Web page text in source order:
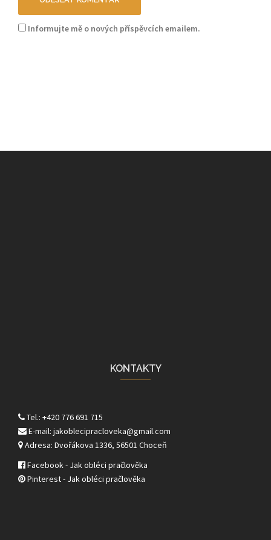
Informujte mě o nových příspěvcích emailem.
KONTAKTY
Tel.: +420 776 691 715
E-mail: jakoblecipracloveka@gmail.com
Adresa: Dvořákova 1336, 56501 Choceň
Facebook - Jak obléci pračlověka
Pinterest - Jak obléci pračlověka